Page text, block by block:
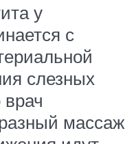
у
с
слезных
массаж